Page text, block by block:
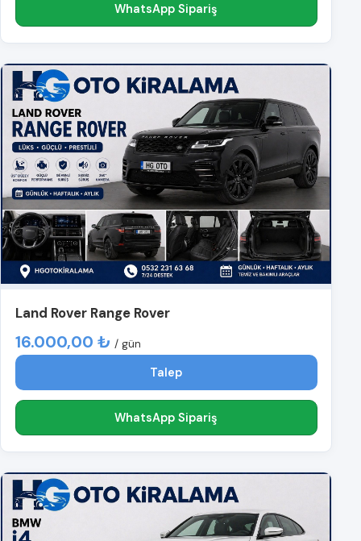
WhatsApp Sipariş
Land Rover Range Rover
16.000,00 ₺ / gün
Talep
WhatsApp Sipariş